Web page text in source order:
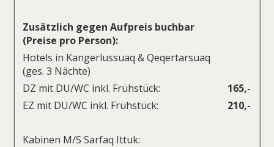
Zusätzlich gegen Aufpreis buchbar
(Preise pro Person):
Hotels in Kangerlussuaq & Qeqertarsuaq
(ges. 3 Nächte)
DZ mit DU/WC inkl. Frühstück:
165,-
EZ mit DU/WC inkl. Frühstück:
210,-
Kabinen M/S Sarfaq Ittuk: